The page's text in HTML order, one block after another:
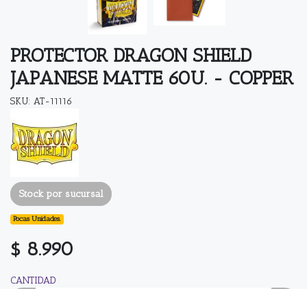
PROTECTOR DRAGON SHIELD
JAPANESE MATTE 60U. - COPPER
SKU: AT-11116
Stock por sucursal
Pocas Unidades.
$ 8.990
CANTIDAD